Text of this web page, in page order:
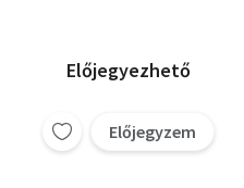
Előjegyezhető
Előjegyzem